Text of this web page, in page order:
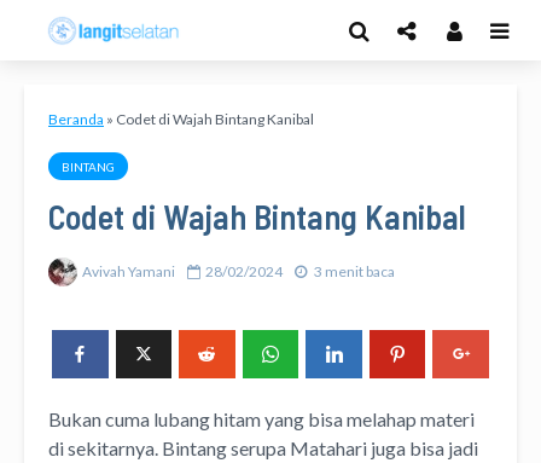
Beranda » Codet di Wajah Bintang Kanibal
BINTANG
Codet di Wajah Bintang Kanibal
Avivah Yamani 28/02/2024 3 menit baca
Bukan cuma lubang hitam yang bisa melahap materi
di sekitarnya. Bintang serupa Matahari juga bisa jadi